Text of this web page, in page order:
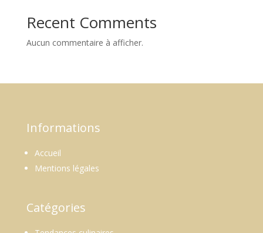
Recent Comments
Aucun commentaire à afficher.
Informations
Accueil
Mentions légales
Catégories